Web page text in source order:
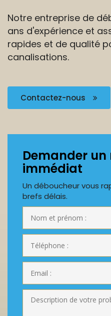
Notre entreprise de
ans d'expérience et
rapides et de qualité
canalisations.
Contactez-nous
Demander
immédiat
Un déboucheur vous
brefs délais.